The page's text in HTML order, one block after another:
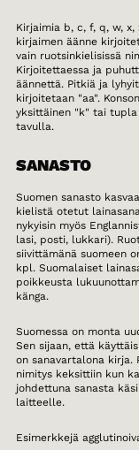
Kirjaimia b, c, f, q, w, x,
kirjaimen äänne
vain ruotsinkielisissä
Kirjoitettaessa ja
äännettä. Pitkiä ja
kirjoitetaan "aa".
yksittäinen "k" tai tupla
tavulla.
SANASTO
Suomen sanasto
kielistä otetut
nykyisin myös
lasi, posti, lukkari).
siivittämänä suomeen
kpl. Suomalaiset
poikkeusta
känga.
Suomessa on monta
Sen sijaan, että
on sanavartalona kirja.
nimitys keksittiin kun
johdettuna sanasta
laitteelle.
Esimerkkejä